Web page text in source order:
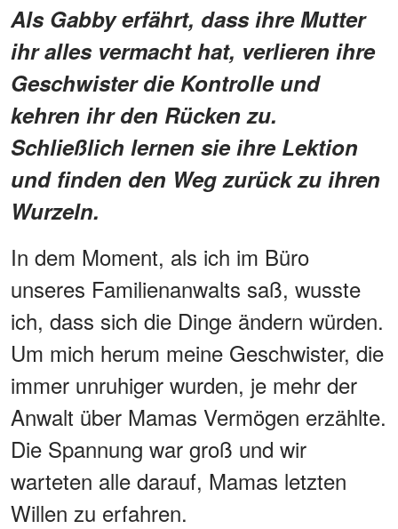
Als Gabby erfährt, dass ihre Mutter
ihr alles vermacht hat, verlieren ihre
Geschwister die Kontrolle und
kehren ihr den Rücken zu.
Schließlich lernen sie ihre Lektion
und finden den Weg zurück zu ihren
Wurzeln.
In dem Moment, als ich im Büro
unseres Familienanwalts saß, wusste
ich, dass sich die Dinge ändern würden.
Um mich herum meine Geschwister, die
immer unruhiger wurden, je mehr der
Anwalt über Mamas Vermögen erzählte.
Die Spannung war groß und wir
warteten alle darauf, Mamas letzten
Willen zu erfahren.